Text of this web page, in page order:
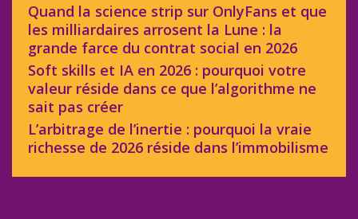
Quand la science strip sur OnlyFans et que
les milliardaires arrosent la Lune : la
grande farce du contrat social en 2026
Soft skills et IA en 2026 : pourquoi votre
valeur réside dans ce que l’algorithme ne
sait pas créer
L’arbitrage de l’inertie : pourquoi la vraie
richesse de 2026 réside dans l’immobilisme